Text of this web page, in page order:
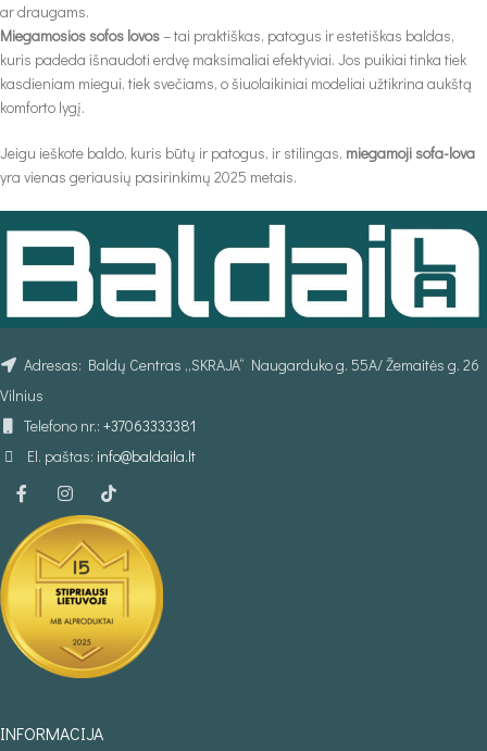
ar draugams.
Miegamosios sofos lovos– tai praktiškas, patogus ir estetiškas baldas,
kuris padeda išnaudoti erdvę maksimaliai efektyviai. Jos puikiai tinka tiek
kasdieniam miegui, tiek svečiams, o šiuolaikiniai modeliai užtikrina aukštą
komforto lygį.
Jeigu ieškote baldo, kuris būtų ir patogus, ir stilingas, miegamoji sofa-lova
yra vienas geriausių pasirinkimų 2025 metais.
Adresas: Baldų Centras „SKRAJA“ Naugarduko g. 55A/ Žemaitės g. 26
Vilnius
Telefono nr.: +37063333381
El. paštas: info@baldaila.lt
INFORMACIJA